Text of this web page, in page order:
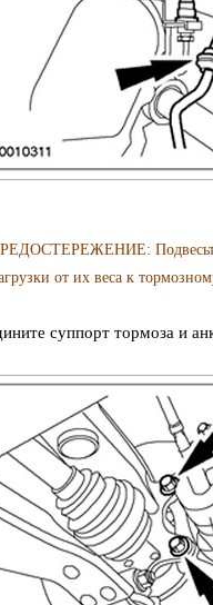
Подвесьте
от их веса к
суппорт тормоза и